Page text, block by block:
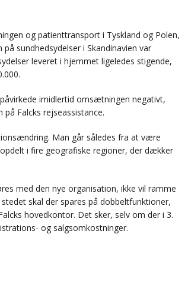
og patienttransport i Tyskland og Polen,
sundhedsydelser i Skandinavien var
leveret i hjemmet ligeledes stigende,
imidlertid omsætningen negativt,
Falcks rejseassistance.
Man går således fra at være
i fire geografiske regioner, der dækker
med den nye organisation, ikke vil ramme
skal der spares på dobbeltfunktioner,
hovedkontor. Det sker, selv om der i 3.
og salgsomkostninger.